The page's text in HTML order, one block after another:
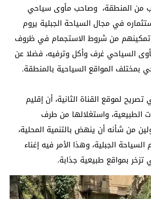
من المنطقة، وصاحب مأوى سياحي
في مجال السياحة الجبلية يروم
وتمكينهم من شروط الاستجمام في ظروف
السياحي غرف وأكل وترفيه، فضلا عن
بمختلف المواقع السياحية بالمنطقة.
لموقع القناة الثانية، أن إقليم
الطبيعية، واستغلالها من طرف
من شأنه أن ينهض بالتنمية المحلية،
الجبلية، وهذا الأمر فيه إغناء
تزخر بمواقع طبيعية جذابة.